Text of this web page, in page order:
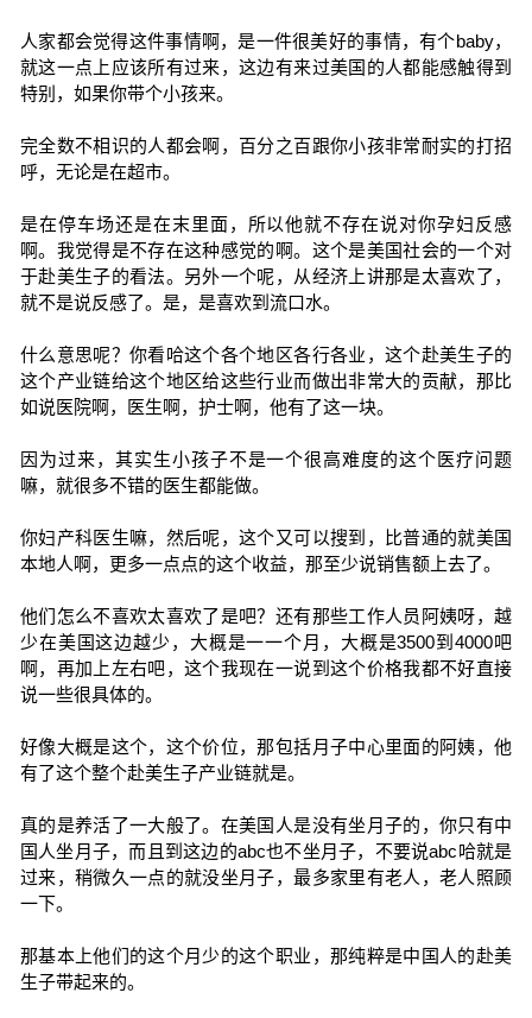
人家都会觉得这件事情啊，是一件很美好的事情，有个baby，
就这一点上应该所有过来，这边有来过美国的人都能感触得到
特别，如果你带个小孩来。
完全数不相识的人都会啊，百分之百跟你小孩非常耐实的打招
呼，无论是在超市。
是在停车场还是在末里面，所以他就不存在说对你孕妇反感
啊。我觉得是不存在这种感觉的啊。这个是美国社会的一个对
于赴美生子的看法。另外一个呢，从经济上讲那是太喜欢了，
就不是说反感了。是，是喜欢到流口水。
什么意思呢？你看哈这个各个地区各行各业，这个赴美生子的
这个产业链给这个地区给这些行业而做出非常大的贡献，那比
如说医院啊，医生啊，护士啊，他有了这一块。
因为过来，其实生小孩子不是一个很高难度的这个医疗问题
嘛，就很多不错的医生都能做。
你妇产科医生嘛，然后呢，这个又可以搜到，比普通的就美国
本地人啊，更多一点点的这个收益，那至少说销售额上去了。
他们怎么不喜欢太喜欢了是吧？还有那些工作人员阿姨呀，越
少在美国这边越少，大概是一一个月，大概是3500到4000吧
啊，再加上左右吧，这个我现在一说到这个价格我都不好直接
说一些很具体的。
好像大概是这个，这个价位，那包括月子中心里面的阿姨，他
有了这个整个赴美生子产业链就是。
真的是养活了一大般了。在美国人是没有坐月子的，你只有中
国人坐月子，而且到这边的abc也不坐月子，不要说abc哈就是
过来，稍微久一点的就没坐月子，最多家里有老人，老人照顾
一下。
那基本上他们的这个月少的这个职业，那纯粹是中国人的赴美
生子带起来的。